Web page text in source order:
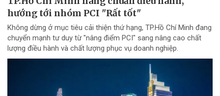
hướng tới nhóm PCI "Rất tốt"
Không dừng ở mục tiêu cải thiện thứ hạng, TP.Hồ Chí Minh đang
chuyển mạnh tư duy từ "nâng điểm PCI" sang nâng cao chất
lượng điều hành và chất lượng phục vụ doanh nghiệp.